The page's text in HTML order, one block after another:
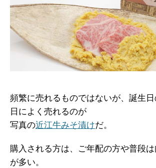
頻繁に売れるものではないが、誕生
日によく売れるのが
写真の近江牛みそ漬けだ。
購入される方は、ご年配の方や普段
が多い。